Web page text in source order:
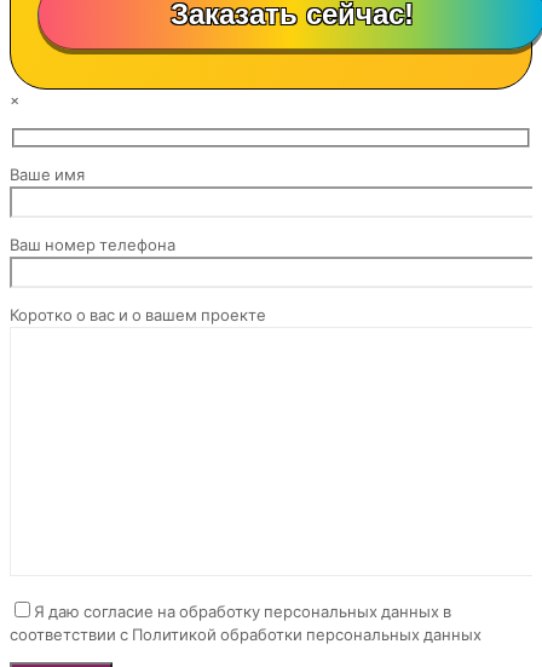
×
Ваше имя
Ваш номер телефона
Коротко о вас и о вашем проекте
Я даю согласие на обработку персональных данных в
соответствии с Политикой обработки персональных данных